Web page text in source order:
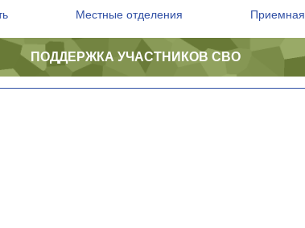
Местные отделения Приемная
ПОДДЕРЖКА УЧАСТНИКОВ СВО